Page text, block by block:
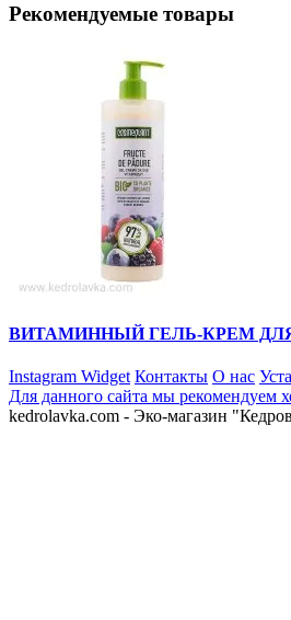
Рекомендуемые товары
ВИТАМИННЫЙ ГЕЛЬ-КРЕМ
Instagram Widget Контакты О нас
Для данного сайта мы рекомендуем
kedrolavka.com - Эко-магазин